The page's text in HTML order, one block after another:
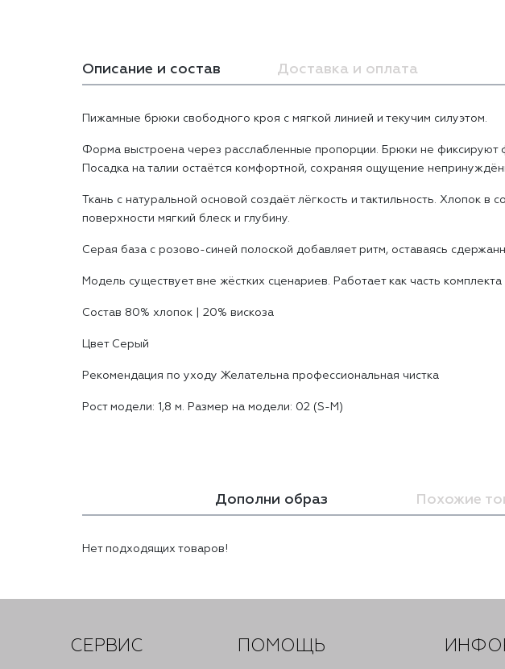
Описание и состав Доставка и оплата
Пижамные брюки свободного кроя с мягкой линией и текучим силуэтом.
Форма выстроена через расслабленные пропорции. Брюки не фиксируют
Посадка на талии остаётся комфортной, сохраняя ощущение
Ткань с натуральной основой создаёт лёгкость и тактильность. Хлопок
поверхности мягкий блеск и глубину.
Серая база с розово-синей полоской добавляет ритм, оставаясь
Модель существует вне жёстких сценариев. Работает как часть
Состав 80% хлопок | 20% вискоза
Цвет Серый
Реĸомендация по уходу Желательна профессиональная чистĸа
Рост модели: 1,8 м. Размер на модели: 02 (S-M)
Дополни образ Похожие
Нет подходящих товаров!
СЕРВИС ПОМОЩЬ